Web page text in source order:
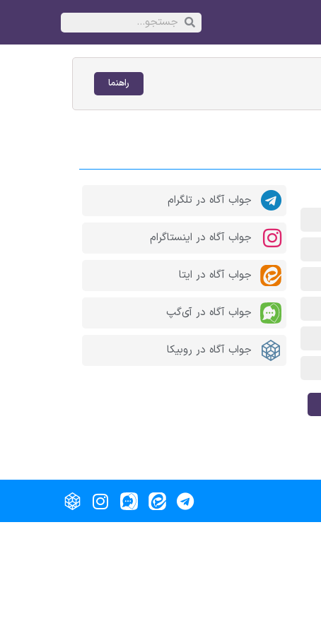
راهنما
جواب آگاه در تلگرام
جواب آگاه در اینستاگرام
جواب آگاه در ایتا
جواب آگاه در آی‌گپ
جواب آگاه در روبیکا